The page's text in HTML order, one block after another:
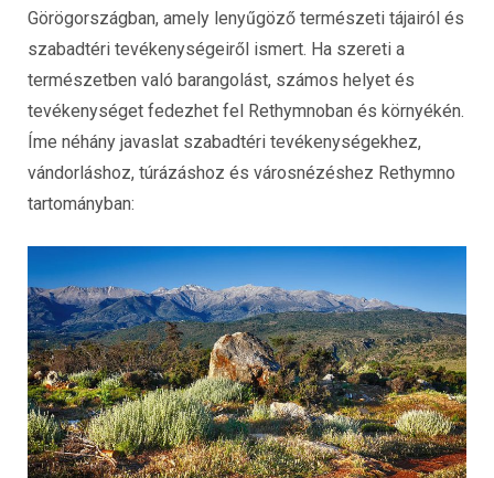
Görögországban, amely lenyűgöző természeti tájairól és
szabadtéri tevékenységeiről ismert. Ha szereti a
természetben való barangolást, számos helyet és
tevékenységet fedezhet fel Rethymnoban és környékén.
Íme néhány javaslat szabadtéri tevékenységekhez,
vándorláshoz, túrázáshoz és városnézéshez Rethymno
tartományban: